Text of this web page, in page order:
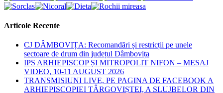
Articole Recente
CJ DÂMBOVIȚA: Recomandări și restricții pe unele
sectoare de drum din județul Dâmbovița
IPS ARHIEPISCOP ȘI MITROPOLIT NIFON – MESAJ
VIDEO, 10-11 AUGUST 2026
TRANSMISIUNI LIVE, PE PAGINA DE FACEBOOK A
ARHIEPISCOPIEI TÂRGOVIȘTEI, A SLUJBELOR DIN